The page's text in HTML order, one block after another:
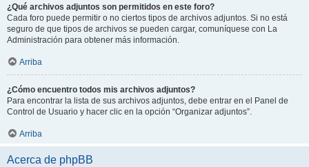
¿Qué archivos adjuntos son permitidos en este foro?
Cada foro puede permitir o no ciertos tipos de archivos adjuntos. Si no está
seguro de que tipos de archivos se pueden cargar, comuníquese con La
Administración para obtener más información.
Arriba
¿Cómo encuentro todos mis archivos adjuntos?
Para encontrar la lista de sus archivos adjuntos, debe entrar en el Panel de
Control de Usuario y hacer clic en la opción “Organizar adjuntos”.
Arriba
Acerca de phpBB